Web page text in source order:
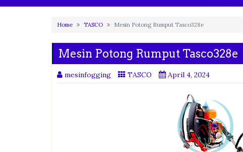
Home TASCO Mesin Potong Rumput Tasco328e
Mesin Potong Rumput Tasco328e
mesinfogging TASCO April 4, 2024